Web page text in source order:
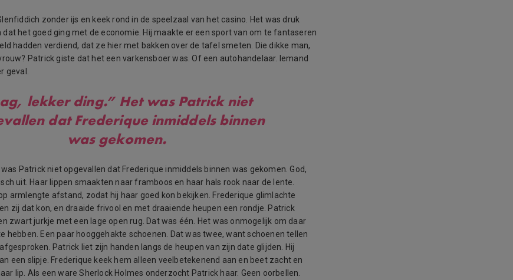
zonder ijs en keek rond in de speelzaal van het casino. Het was druk
dat het goed ging met de economie. Hij maakte er een sport van om te fantaseren
hadden verdiend, dat ze hier met bakken over de tafel smeten. Die dikke man,
Patrick giste dat het een varkensboer was. Of een autohandelaar. Iemand
geval.
lekker ding.” Het was Patrick niet
dat Frederique inmiddels binnen
was gekomen.
was Patrick niet opgevallen dat Frederique inmiddels binnen was gekomen. God,
uit. Haar lippen smaakten naar framboos en haar hals rook naar de lente.
armlengte afstand, zodat hij haar goed kon bekijken. Frederique glimlachte
zij dat kon, en draaide frivool en met draaiende heupen een rondje. Patrick
zwart jurkje met een lage open rug. Dat was één. Het was onmogelijk om daar
hebben. Een paar hooggehakte schoenen. Dat was twee, want schoenen tellen
Patrick liet zijn handen langs de heupen van zijn date glijden. Hij
een slipje. Frederique keek hem alleen veelbetekenend aan en beet zacht en
lip. Als een ware Sherlock Holmes onderzocht Patrick haar. Geen oorbellen.